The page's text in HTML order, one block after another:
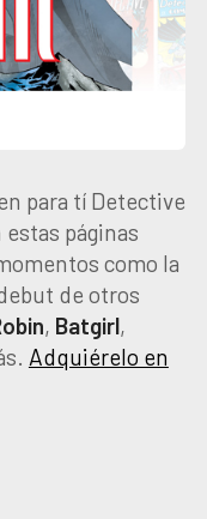
para tí Detective
páginas
como la
de otros
, Batgirl,
Adquiérelo en